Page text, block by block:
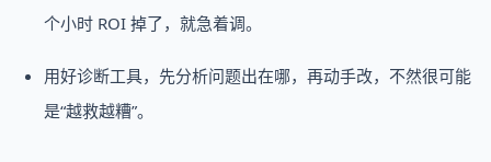
个小时 ROI 掉了，就急着调。
用好诊断工具，先分析问题出在哪，再动手改，不然很可能
是“越救越糟”。